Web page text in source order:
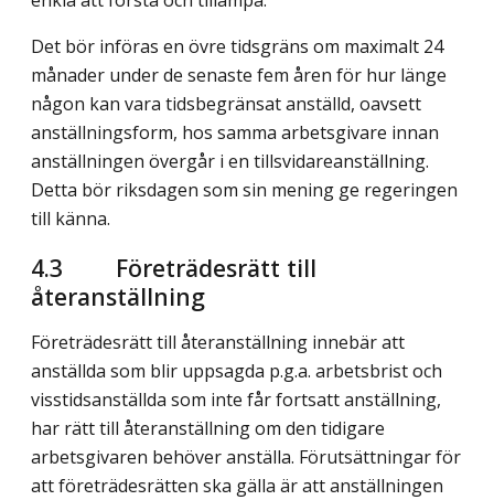
Det bör införas en övre tidsgräns om maximalt 24
månader under de senaste fem åren för hur länge
någon kan vara tidsbegränsat anställd, oavsett
anställningsform, hos samma arbetsgivare innan
anställningen övergår i en tillsvidareanställning.
Detta bör riksdagen som sin mening ge regeringen
till känna.
4.3 Företrädesrätt till
återanställning
Företrädesrätt till återanställning innebär att
anställda som blir uppsagda p.g.a. arbetsbrist och
visstidsanställda som inte får fortsatt anställning,
har rätt till återanställning om den tidigare
arbetsgivaren behöver anställa. Förutsättningar för
att företrädesrätten ska gälla är att anställningen